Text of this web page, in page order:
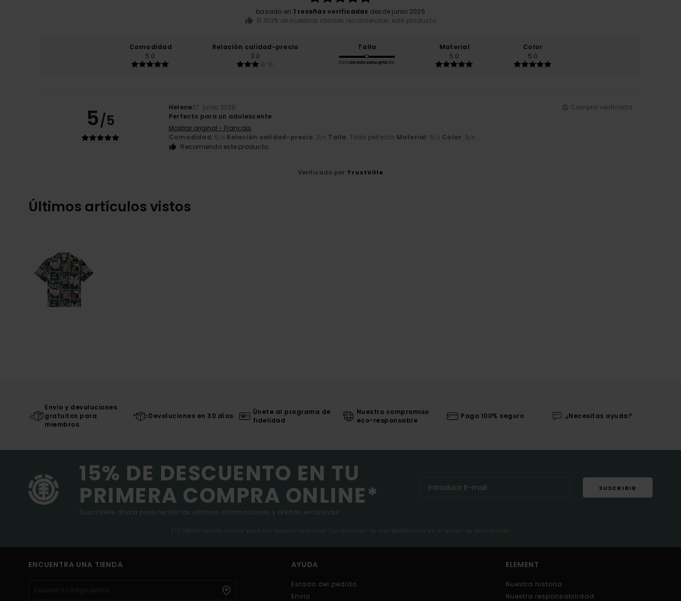
basado en 1 reseñas verificadas desde junio 2026
El 100% de nuestros clientes recomiendan este producto
Comodidad
5.0
Relación calidad-precio
3.0
Talla
Demasiado pequeño
Demasiado grande
Material
5.0
Color
5.0
5/5
Helene27. junio 2026
Compra verificada
Perfecto para un adolescente
Mostrar original - Français
Comodidad: 5 /5 Relación calidad-precio: 3 /5 Talla: Talla perfecta Material: 5/5 Color: 5/5
Recomiendo este producto
Verificado por TrustVille
Últimos artículos vistos
Envío y devoluciones
gratuitos para
miembros
Devoluciones en 30 días
Únete al programa de
fidelidad
Nuestro compromiso
eco-responsable
Pago 100% seguro ¿Necesitas ayuda?
15% DE DESCUENTO EN TU
PRIMERA COMPRA ONLINE*
Suscríbete ahora para recibir las ultimas informaciones y ofertas exclusivas.
SUSCRIBIR
(*) Oferta valida online para los nuevos inscritos. Condiciones de uso detalladas en el email de bienvenida
ENCUENTRA UNA TIENDA AYUDA
Estado del pedido
Envio
ELEMENT
Nuestra historia
Nuestra responsabilidad